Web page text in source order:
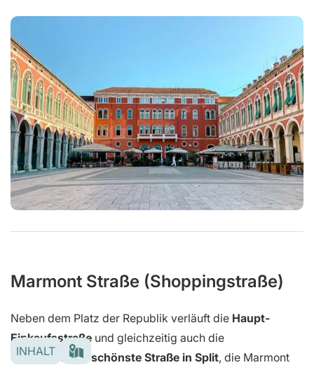
Marmont Straße (Shoppingstraße)
Neben dem Platz der Republik verläuft die Haupt-
Einkaufsstraße und gleichzeitig auch die
wahrscheinlichschönste Straße in Split, die Marmont
INHALT